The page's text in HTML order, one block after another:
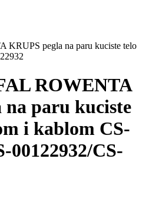
KRUPS pegla na paru kuciste telo
ROWENTA
na paru kuciste
i kablom CS-
00122932/CS-